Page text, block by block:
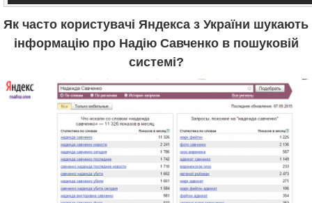
Як часто користувачі Яндекса з України шукають
інформацію про Надію Савченко в пошуковій
системі?